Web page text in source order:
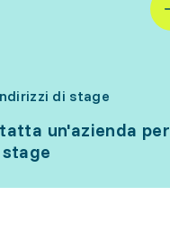
di stage
un'azienda per